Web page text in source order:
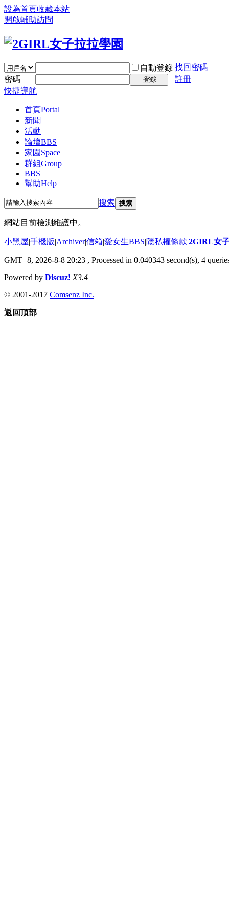
設為首頁收藏本站
開啟輔助訪問
自動登錄 找回密碼
密碼
登錄
註冊
快捷導航
首頁Portal
新聞
活動
論壇BBS
家園 Space
群組Group
BBS
幫助Help
搜索 搜索
網站目前檢測維護中。
小黑屋|手機版|Archiver|信箱|愛女生BBS|隱私權條款|2GIRL女
GMT+8, 2026-8-8 20:23 , Processed in 0.040343 second(s), 4
Powered by Discuz! X3.4
© 2001-2017 Comsenz Inc.
返回頂部